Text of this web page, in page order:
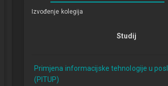
Izvođenje kolegija
Studij
Primjena informacijske tehnologije u
(PITUP)